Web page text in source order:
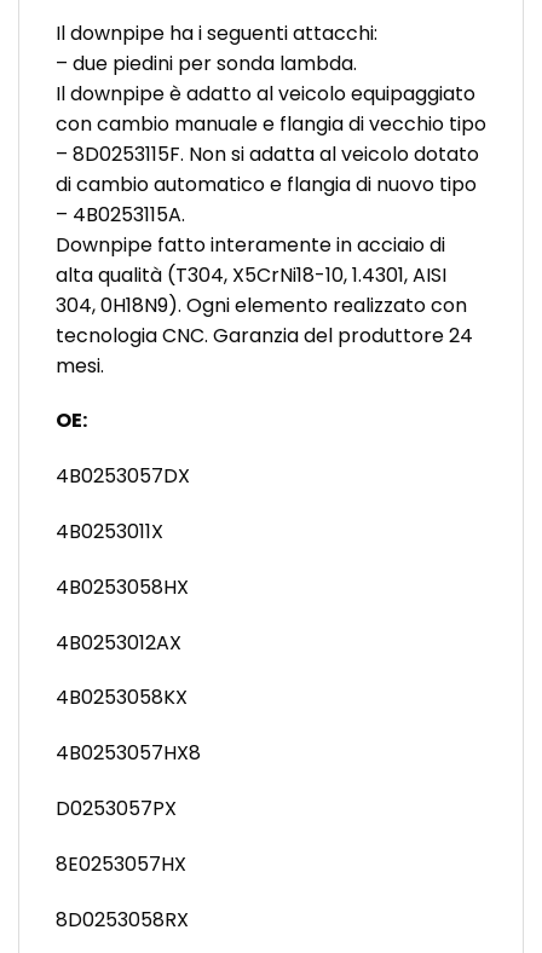
Il downpipe ha i seguenti attacchi:
– due piedini per sonda lambda.
Il downpipe è adatto al veicolo equipaggiato
con cambio manuale e flangia di vecchio tipo
– 8D0253115F. Non si adatta al veicolo dotato
di cambio automatico e flangia di nuovo tipo
– 4B0253115A.
Downpipe fatto interamente in acciaio di
alta qualità (T304, X5CrNi18-10, 1.4301, AISI
304, 0H18N9). Ogni elemento realizzato con
tecnologia CNC. Garanzia del produttore 24
mesi.
OE:
4B0253057DX
4B0253011X
4B0253058HX
4B0253012AX
4B0253058KX
4B0253057HX8
D0253057PX
8E0253057HX
8D0253058RX